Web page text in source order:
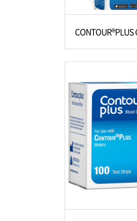
CONTOUR®PLUS